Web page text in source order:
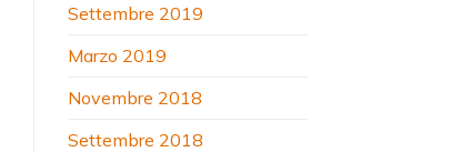
Settembre 2019
Marzo 2019
Novembre 2018
Settembre 2018